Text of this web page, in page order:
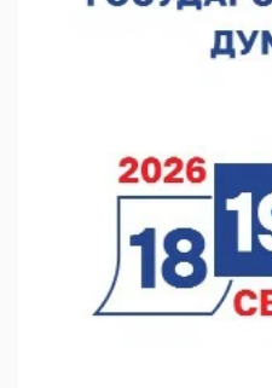
В Нижнем Новгороде
«Заповедные кварталы»
10.08.2026 11:53